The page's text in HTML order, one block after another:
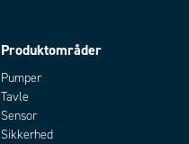
Produktområder
Pumper
Tavle
Sensor
Sikkerhed